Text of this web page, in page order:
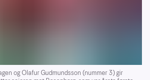
og Olafur Gudmundsson (nummer 3) gir